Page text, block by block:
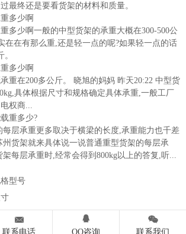
最终还是要看货架的材料和质量。
多少啊
多少啊一般的中型货架的承重大概在300-500公
在在有那么重,还是轻一点的呢?如果轻一点的话
多少啊
重在200多公斤。 晓旭的妈妈 昨天20:22 中型货
具体根据尺寸和规格确定具体承重,一般工厂
权商...
重多少?
层承重更多取决于横梁的长度,承重能力也千差
货架就来具体说一说普通重型货架的每层承
每层承重时,经常会得到800kg以上的答复,听...
型号

联系电话

QQ咨询

联系我们